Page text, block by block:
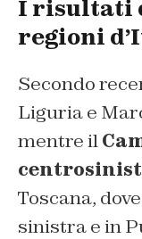
I risultati
regioni
Secondo
Liguria e
mentre il
Toscana,
sinistra e in